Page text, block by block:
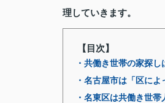
理していきます。
【目次】
・共働き世帯の家探
・名古屋市は「区によ
・名東区は共働き世